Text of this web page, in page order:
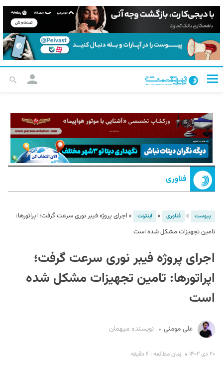
فناوری
پیوست » فناوری » اینترنت » اجرای پروژه فیبر نوری سرعت گرفت؛ اپراتورها:
تامین تجهیزات مشکل شده است
اجرای پروژه فیبر نوری سرعت گرفت؛
اپراتورها: تامین تجهیزات مشکل شده
است
علی مومنی نویسنده میهمان
۲۰ دی ۱۴۰۲ زمان مطالعه : ۶ دقیقه